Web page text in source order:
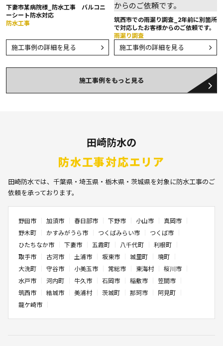
下妻市某病院様_防水工事 バルコニ
ーシート防水対応
防水工事
施工事例の詳細を見る
筑西市での雨漏り調査_2年前に別箇所
で対応したお客様からのご依頼です。
雨漏り調査
施工事例の詳細を見る
施工事例をもっと見る
田崎防水の
防水工事対応エリア
田崎防水では、千葉県・埼玉県・栃木県・茨城県を対象に防水工事のご
依頼を承っております。
野田市 加須市 春日部市 下野市 小山市
真岡市
野木町
かすみがうら市 つくばみらい市
つくば市
ひたちなか市
下妻市 五霞町 八千代町
利根町
取手市
古河市 土浦市 坂東市 城里町
境町
大洗町
守谷市 小美玉市 常総市 東海村
桜川市
水戸市
河内町 牛久市 石岡市 稲敷市
笠間市
筑西市
結城市 美浦村 茨城町 那珂市
阿見町
龍ケ崎市